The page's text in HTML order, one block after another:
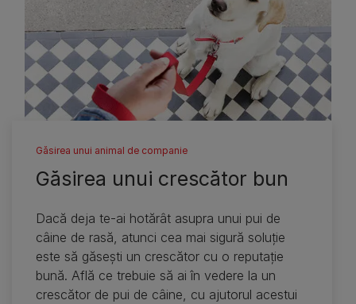
Găsirea unui animal de companie
Găsirea unui crescător bun
Dacă deja te-ai hotărât asupra unui pui de
câine de rasă, atunci cea mai sigură soluţie
este să găseşti un crescător cu o reputaţie
bună. Află ce trebuie să ai în vedere la un
crescător de pui de câine, cu ajutorul acestui